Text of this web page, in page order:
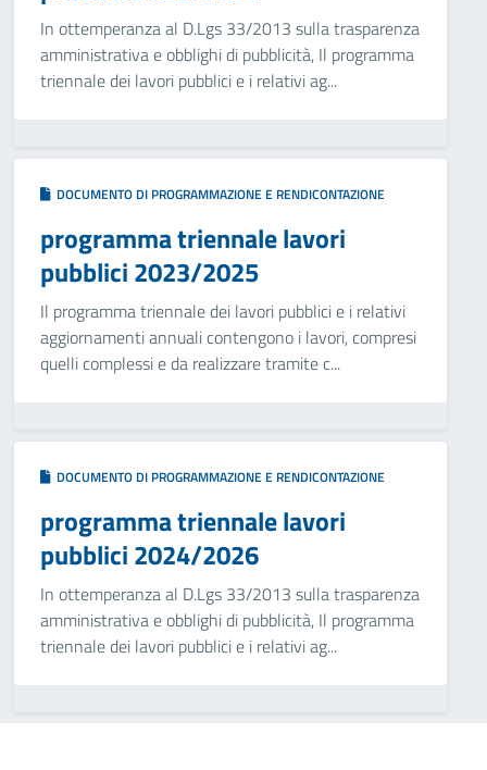
In ottemperanza al D.Lgs 33/2013 sulla trasparenza
amministrativa e obblighi di pubblicità, Il programma
triennale dei lavori pubblici e i relativi ag...
DOCUMENTO DI PROGRAMMAZIONE E RENDICONTAZIONE
programma triennale lavori
pubblici 2023/2025
Il programma triennale dei lavori pubblici e i relativi
aggiornamenti annuali contengono i lavori, compresi
quelli complessi e da realizzare tramite c...
DOCUMENTO DI PROGRAMMAZIONE E RENDICONTAZIONE
programma triennale lavori
pubblici 2024/2026
In ottemperanza al D.Lgs 33/2013 sulla trasparenza
amministrativa e obblighi di pubblicità, Il programma
triennale dei lavori pubblici e i relativi ag...